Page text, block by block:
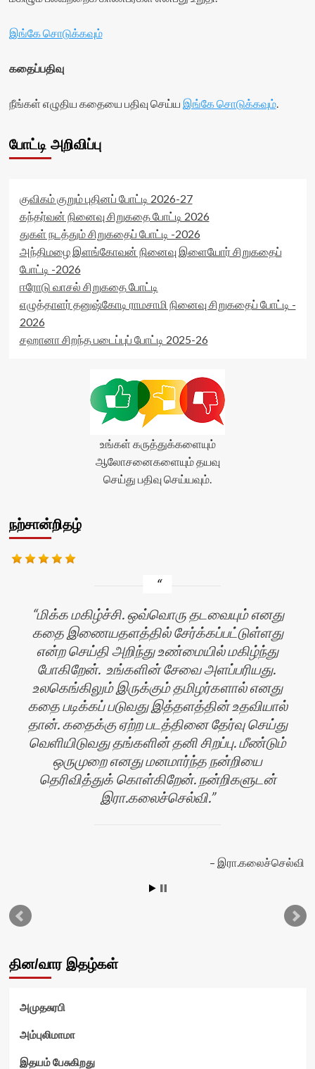
இங்கே சொடுக்கவும்
கதைப்பதிவு
நீங்கள் எழுதிய கதையை பதிவு செய்ய இங்கே சொடுக்கவும்.
போட்டி அறிவிப்பு
குவிகம் குறும் புதினப் போட்டி 2026-27
கந்தர்வன் நினைவு சிறுகதை போட்டி 2026
துகள் நடத்தும் சிறுகதைப் போட்டி -2026
அந்திமழை இளங்கோவன் நினைவு இளையோர் சிறுகதைப்
போட்டி -2026
ஈரோடு வாசல் சிறுகதை போட்டி
எழுத்தாளர் தனுஷ்கோடி ராமசாமி நினைவு சிறுகதைப் போட்டி -
2026
சஹானா சிறந்த படைப்புப் போட்டி 2025-26
உங்கள் கருத்துக்களையும்
ஆலோசனைகளையும் தயவு
செய்து பதிவு செய்யவும்.
நற்சான்றிதழ்
மிக்க மகிழ்ச்சி. ஒவ்வொரு தடவையும் எனது
கதை இணையதளத்தில் சேர்க்கப்பட்டுள்ளது
என்ற செய்தி அறிந்து உண்மையில் மகிழ்ந்து
போகிறேன். உங்களின் சேவை அளப்பரியது.
உலகெங்கிலும் இருக்கும் தமிழர்களால் எனது
கதை படிக்கப் படுவது இத்தளத்தின் உதவியால்
தான். கதைக்கு ஏற்ற படத்தினை தேர்வு செய்து
வெளியிடுவது தங்களின் தனி சிறப்பு. மீண்டும்
ஒருமுறை எனது மனமார்ந்த நன்றியை
தெரிவித்துக் கொள்கிறேன். நன்றிகளுடன்
இரா.கலைச்செல்வி.
இரா.கலைச்செல்வி
தின/வார இதழ்கள்
அமுதசுரபி
அம்புலிமாமா
இதயம் பேசுகிறது